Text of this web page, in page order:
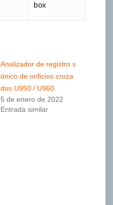
box
Analizador de registro s
ónico de orificios cruza
dos U950 / U960
5 de enero de 2022
Entrada similar